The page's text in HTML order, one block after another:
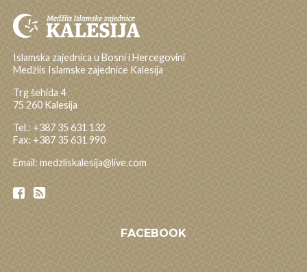
Islamska zajednica u Bosni i Hercegovini
Medžlis Islamske zajednice Kalesija
Trg šehida 4
75 260 Kalesija
Tel.: +387 35 631 132
Fax: +387 35 631 990
Email: medzliskalesija@live.com
FACEBOOK